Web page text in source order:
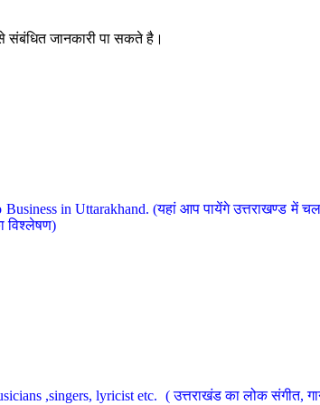
संबंधित जानकारी पा सकते है।
in Uttarakhand. (यहां आप पायेंगे उत्तराखण्ड में
विश्लेषण)
,singers, lyricist etc. ( उत्तराखंड का लोक संगीत,